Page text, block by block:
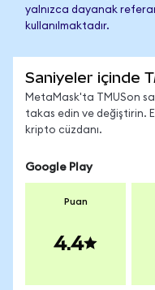
yalnızca dayanak
kullanılmaktadır.
Saniyeler içinde
MetaMask'ta TMUSon
takas edin ve değiştirin.
kripto cüzdanı.
Google Play
Puan
4.4